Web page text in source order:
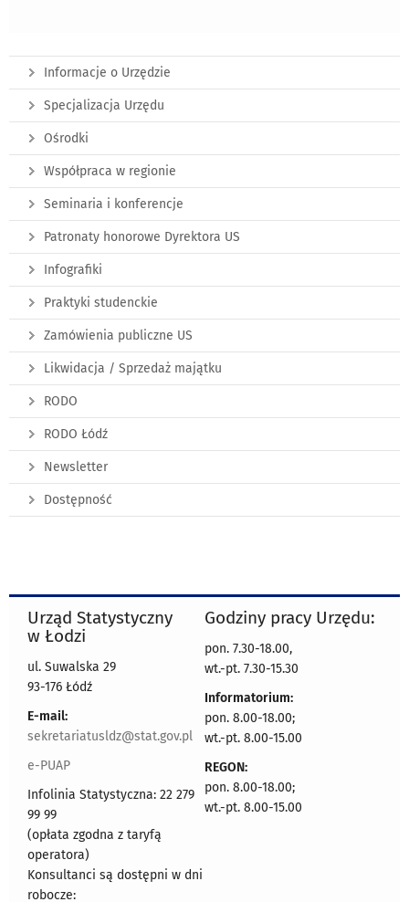
Informacje o Urzędzie
Specjalizacja Urzędu
Ośrodki
Współpraca w regionie
Seminaria i konferencje
Patronaty honorowe Dyrektora US
Infografiki
Praktyki studenckie
Zamówienia publiczne US
Likwidacja / Sprzedaż majątku
RODO
RODO Łódź
Newsletter
Dostępność
Urząd Statystyczny
w Łodzi
ul. Suwalska 29
93-176 Łódź
E-mail:
sekretariatusldz@stat.gov.pl
e-PUAP
Infolinia Statystyczna: 22 279
99 99
(opłata zgodna z taryfą
operatora)
Konsultanci są dostępni w dni
robocze:
Godziny pracy Urzędu:
pon. 7.30-18.00,
wt.-pt. 7.30-15.30
Informatorium:
pon. 8.00-18.00;
wt.-pt. 8.00-15.00
REGON:
pon. 8.00-18.00;
wt.-pt. 8.00-15.00